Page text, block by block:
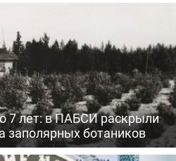
7 лет: в ПАБСИ раскрыли
заполярных ботаников